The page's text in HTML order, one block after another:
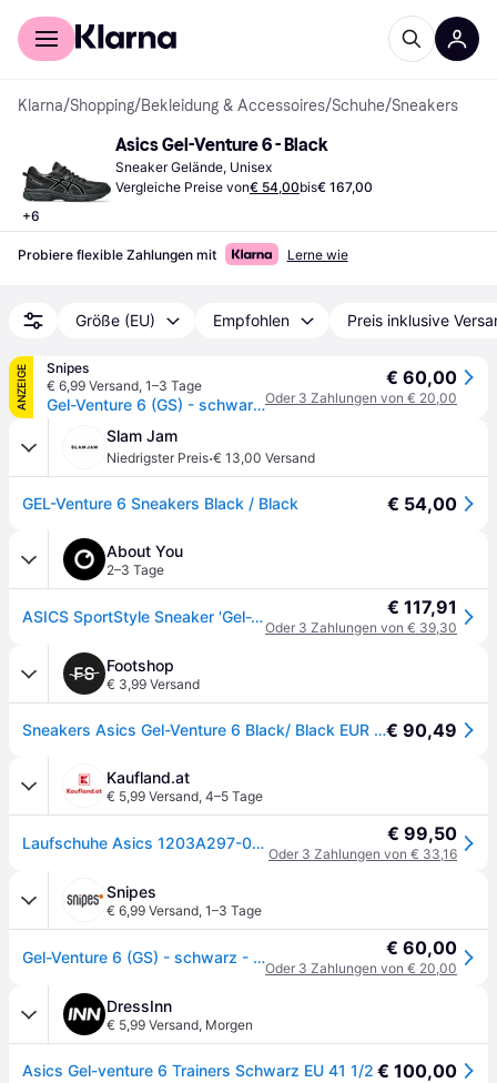
Für Shopper
Klarna/Shopping/Bekleidung & Accessoires/Schuhe/Sneakers
+6
Asics Gel-Venture 6 - Black
Sneaker Gelände, Unisex
Vergleiche Preise von€ 54,00bis€ 167,00
Probiere flexible Zahlungen mit Lerne wie
Größe (EU) Empfohlen Preis inklusive
ANZEIGE
Snipes
€ 6,99 Versand, 1–3 Tage
Gel-Venture 6 (GS) - schwarz - 39.5
€ 60,00
Oder 3 Zahlungen von € 20,00
Slam Jam
Niedrigster Preis·€ 13,00 Versand
GEL-Venture 6 Sneakers Black / Black € 54,00
About You
2–3 Tage
ASICS SportStyle Sneaker 'Gel-Venture 6' schwarz / weiß € 117,91
Oder 3 Zahlungen von € 39,30
Footshop
€ 3,99 Versand
Sneakers Asics Gel-Venture 6 Black/ Black EUR 36€ 90,49
Kaufland.at
€ 5,99 Versand, 4–5 Tage
Laufschuhe Asics 1203A297-002 für Herren € 99,50
Oder 3 Zahlungen von € 33,16
Snipes
€ 6,99 Versand, 1–3 Tage
Gel-Venture 6 (GS) - schwarz - 37.5 € 60,00
Oder 3 Zahlungen von € 20,00
DressInn
€ 5,99 Versand, Morgen
Asics Gel-venture 6 Trainers Schwarz EU 41 1/2 € 100,00